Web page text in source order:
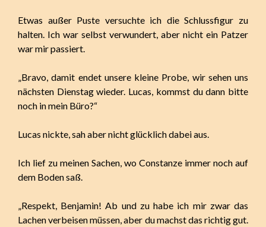
Etwas außer Puste versuchte ich die Schlussfigur zu
halten. Ich war selbst verwundert, aber nicht ein Patzer
war mir passiert.
„Bravo, damit endet unsere kleine Probe, wir sehen uns
nächsten Dienstag wieder. Lucas, kommst du dann bitte
noch in mein Büro?“
Lucas nickte, sah aber nicht glücklich dabei aus.
Ich lief zu meinen Sachen, wo Constanze immer noch auf
dem Boden saß.
„Respekt, Benjamin! Ab und zu habe ich mir zwar das
Lachen verbeisen müssen, aber du machst das richtig gut.